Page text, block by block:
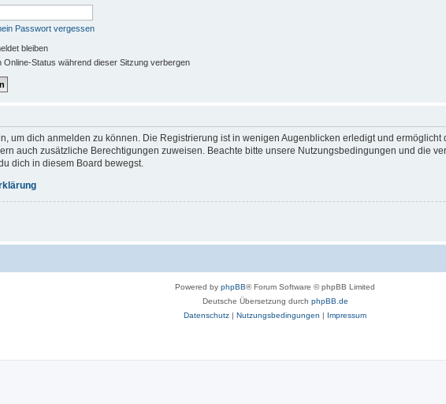
Passwort vergessen
bleiben
Online-Status während dieser Sitzung verbergen
um dich anmelden zu können. Die Registrierung ist in wenigen Augenblicken erledigt und
auch zusätzliche Berechtigungen zuweisen. Beachte bitte unsere Nutzungsbedingungen und die
dich in diesem Board bewegst.
Powered by phpBB® Forum Software © phpBB Limited
Deutsche Übersetzung durch phpBB.de
Datenschutz | Nutzungsbedingungen | Impressum